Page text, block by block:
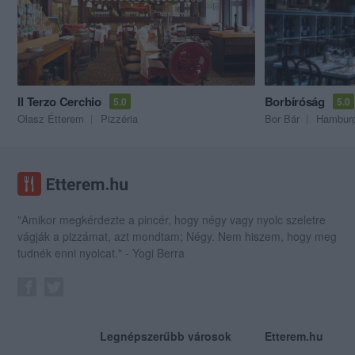
Il Terzo Cerchio 5.0
Olasz Étterem Pizzéria
Borbíróság 5.0
Bor Bár
"Amikor megkérdezte a pincér, hogy négy vagy nyolc szeletre
vágják a pizzámat, azt mondtam; Négy. Nem hiszem, hogy meg
tudnék enni nyolcat." - Yogi Berra
Legnépszerűbb városok Etterem.hu